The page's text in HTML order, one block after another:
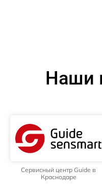
Наши
Сервисный центр Guide в
Краснодаре